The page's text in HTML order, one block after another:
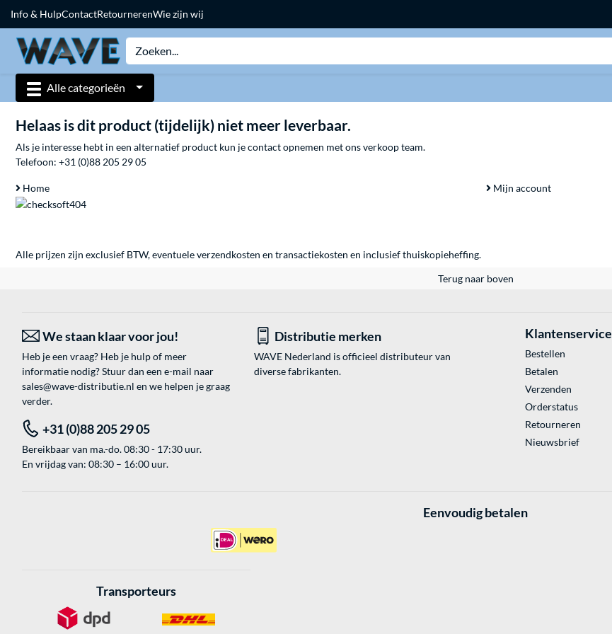
Info & HulpContactRetournerenWie zijn wij
Alle categorieën
Helaas is dit product (tijdelijk) niet meer leverbaar.
Als je interesse hebt in een alternatief product kun je contact opnemen met ons verkoop team.
Telefoon: +31 (0)88 205 29 05
Home Mijn account
Alle prijzen zijn exclusief BTW, eventuele verzendkosten en transactiekosten en inclusief thuiskopieheffing.
Terug naar boven
We staan klaar voor jou!
Heb je een vraag? Heb je hulp of meer
informatie nodig? Stuur dan een e-mail naar
sales@wave-distributie.nl en we helpen je graag
verder.
Distributie merken
WAVE Nederland is officieel distributeur van
diverse fabrikanten.
+31 (0)88 205 29 05
Bereikbaar van ma.-do. 08:30 - 17:30 uur.
En vrijdag van: 08:30 – 16:00 uur.
Klantenservice
Bestellen
Betalen
Verzenden
Orderstatus
Retourneren
Nieuwsbrief
Eenvoudig betalen
Transporteurs